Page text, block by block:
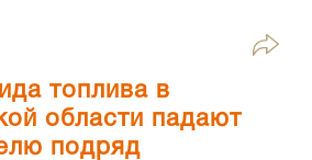
топлива в
области падают
подряд